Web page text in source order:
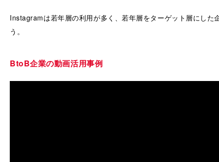
Instagramは若年層の利用が多く、若年層をターゲット層にした
う。
BtoB企業の動画活用事例